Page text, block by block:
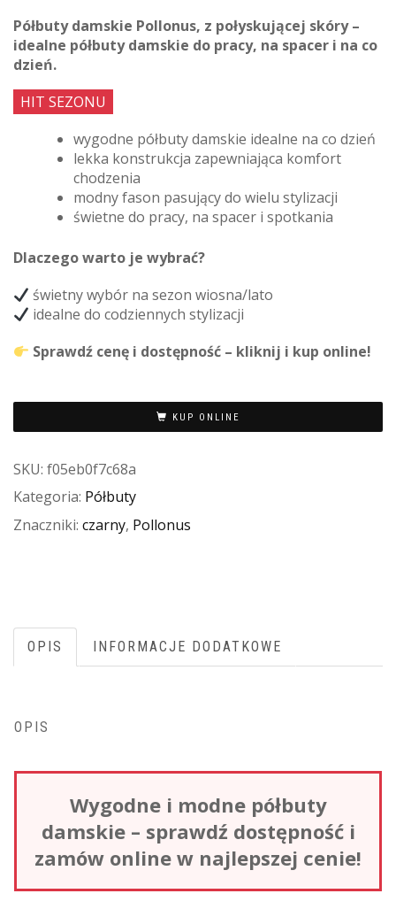
Półbuty damskie Pollonus, z połyskującej skóry –
idealne półbuty damskie do pracy, na spacer i na co
dzień.
HIT SEZONU
wygodne półbuty damskie idealne na co dzień
lekka konstrukcja zapewniająca komfort
chodzenia
modny fason pasujący do wielu stylizacji
świetne do pracy, na spacer i spotkania
Dlaczego warto je wybrać?
świetny wybór na sezon wiosna/lato
idealne do codziennych stylizacji
Sprawdź cenę i dostępność – kliknij i kup online!
KUP ONLINE
SKU: f05eb0f7c68a
Kategoria: Półbuty
Znaczniki: czarny, Pollonus
OPIS INFORMACJE DODATKOWE
OPIS
Wygodne i modne półbuty
damskie – sprawdź dostępność i
zamów online w najlepszej cenie!